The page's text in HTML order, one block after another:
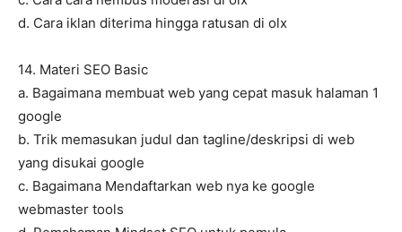
d. Cara iklan diterima hingga ratusan di olx
14. Materi SEO Basic
a. Bagaimana membuat web yang cepat masuk halaman 1
google
b. Trik memasukan judul dan tagline/deskripsi di web
yang disukai google
c. Bagaimana Mendaftarkan web nya ke google
webmaster tools